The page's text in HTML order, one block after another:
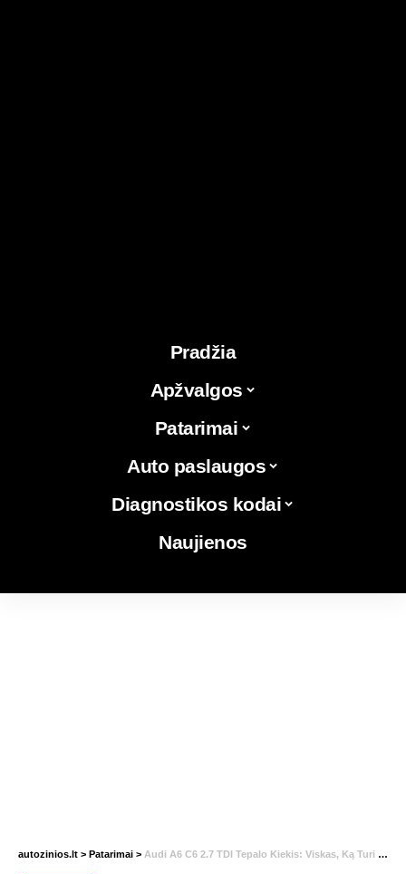
Pradžia
Apžvalgos
Patarimai
Auto paslaugos
Diagnostikos kodai
Naujienos
autozinios.lt > Patarimai > Audi A6 C6 2.7 TDI Tepalo Kiekis: Viskas, Ką Turi Žinoti